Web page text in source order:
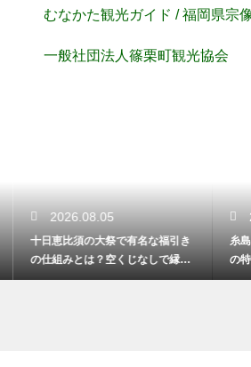
むなかた観光ガイド / 福岡県宗
⼀般社団法⼈篠栗町観光協会
2026.08.05
十日恵比須の大祭で有名な福引き
の仕組みとは？空くじなしで縁起
物を貰う
糸島
の特